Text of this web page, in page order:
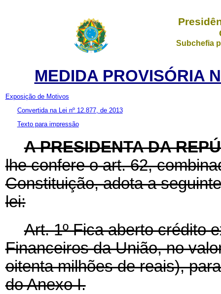
Subchefia
MEDIDA PROVISÓRIA
Exposição de Motivos
Convertida na Lei nº 12.877, de 2013
Texto para impressão
A PRESIDENTA DA
lhe confere o art. 62,
Constituição, adota a
lei:
Art. 1º Fica aberto crédito
Financeiros da União, no
oitenta milhões de reais),
do Anexo I.